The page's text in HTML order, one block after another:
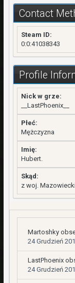
Contact
Steam ID:
0:0:41038343
Profile
Nick w grze:
__LastPhoenix__
Płeć:
Mężczyzna
Imię:
Hubert.
Skąd:
z woj.
Martoshky
24 Grudzień
LastPhoenix
24 Grudzień